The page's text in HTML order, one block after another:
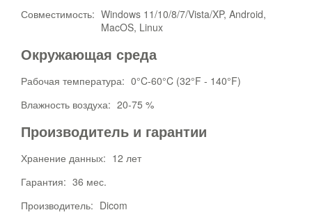
Совместимость: Windows 11/10/8/7/Vista/XP, Android,
MacOS, Linux
Окружающая среда
Рабочая температура: 0°C-60°C (32°F - 140°F)
Влажность воздуха: 20-75 %
Производитель и гарантии
Хранение данных: 12 лет
Гарантия: 36 мес.
Производитель: Dicom